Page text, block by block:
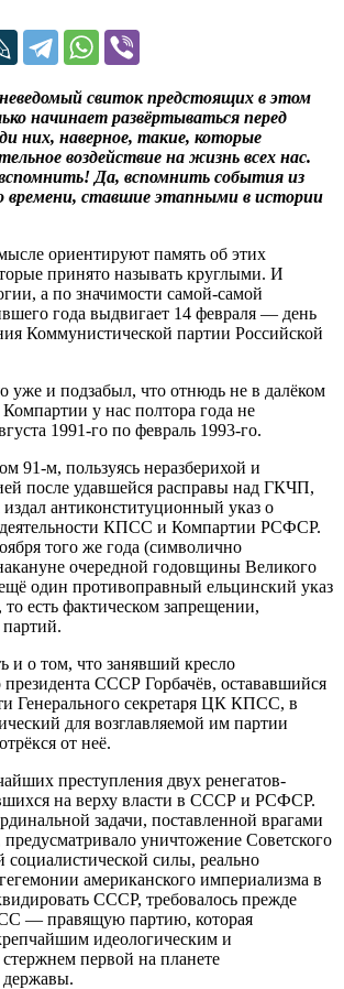
свиток предстоящих в этом
начинает развёртываться перед
них, наверное, такие, которые
воздействие на жизнь всех нас.
Да, вспомнить события из
времени, ставшие этапными в истории
ориентируют память об этих
принято называть круглыми. И
а по значимости самой-самой
года выдвигает 14 февраля — день
Коммунистической партии Российской
уже и подзабыл, что отнюдь не в далёком
у нас полтора года не
1991-го по февраль 1993-го.
91-м, пользуясь неразберихой и
после удавшейся расправы над ГКЧП,
антиконституционный указ о
КПСС и Компартии РСФСР.
того же года (символично
очередной годовщины Великого
один противоправный ельцинский указ
есть фактическом запрещении,
партий.
и о том, что занявший кресло
президента СССР Горбачёв, остававшийся
Генерального секретаря ЦК КПСС, в
для возглавляемой им партии
от неё.
преступления двух ренегатов-
на верху власти в СССР и РСФСР.
задачи, поставленной врагами
уничтожение Советского
социалистической силы, реально
американского империализма в
СССР, требовалось прежде
— правящую партию, которая
идеологическим и
первой на планете
державы.